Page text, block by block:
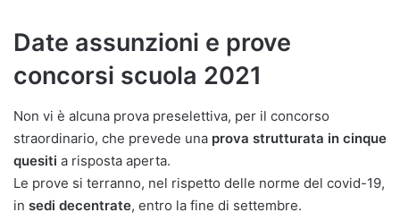
Date assunzioni e prove
concorsi scuola 2021
Non vi è alcuna prova preselettiva, per il concorso
straordinario, che prevede una prova strutturata in cinque
quesiti a risposta aperta.
Le prove si terranno, nel rispetto delle norme del covid-19,
in sedi decentrate, entro la fine di settembre.